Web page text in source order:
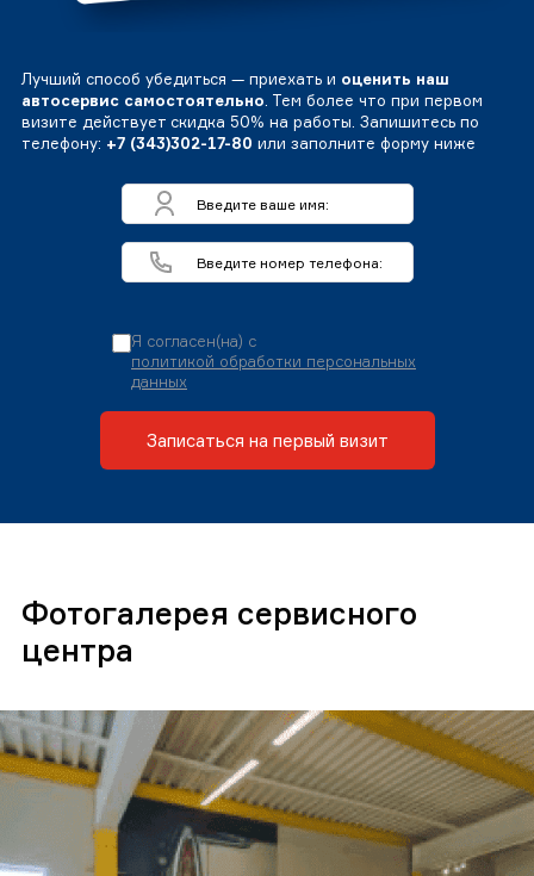
Лучший способ убедиться — приехать и оценить наш
автосервис самостоятельно. Тем более что при первом
визите действует скидка 50% на работы. Запишитесь по
телефону: +7 (343)302-17-80 или заполните форму ниже
Я согласен(на) с
политикой обработки персональных
данных
Записаться на первый визит
Фотогалерея сервисного
центра